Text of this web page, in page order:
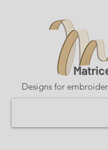
Designs for